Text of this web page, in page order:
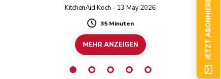
KitchenAid Koch - 13 May 2026
Duration
35 Minuten
MEHR ANZEIGEN JETZT ABONNIEREN